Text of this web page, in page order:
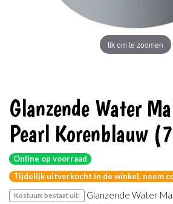
tik om te zoomen
Glanzende Water
Pearl Korenblauw
Online op voorraad
Tijdelijk uitverkocht in de winkel, neem
Kostuum bestaat uit:
Glanzende Water